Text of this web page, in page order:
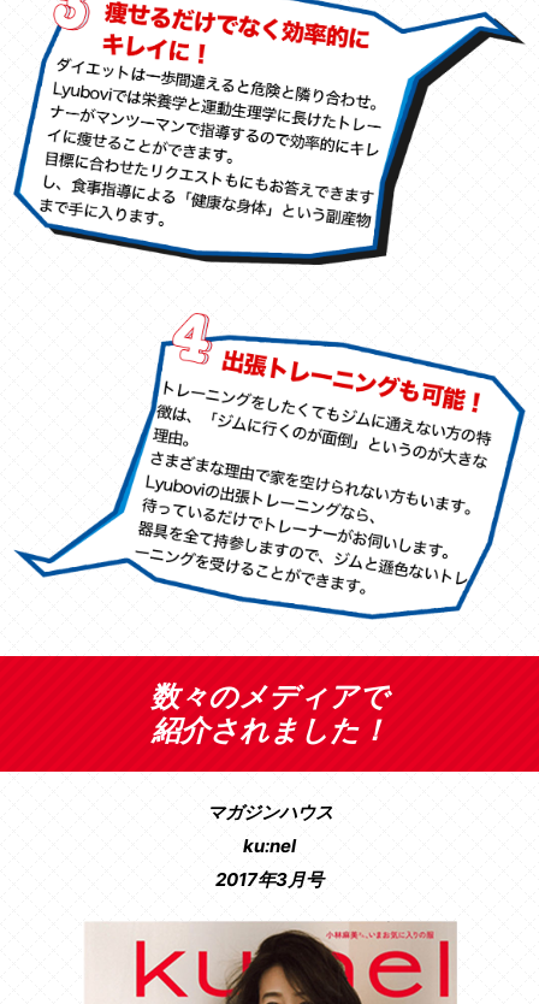
数々のメディアで
紹介されました！
マガジンハウス
ku:nel
2017年3月号